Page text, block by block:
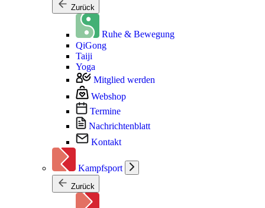
Zurück
Ruhe & Bewegung
QiGong
Taiji
Yoga
Mitglied werden
Webshop
Termine
Nachrichtenblatt
Kontakt
Kampfsport
Zurück